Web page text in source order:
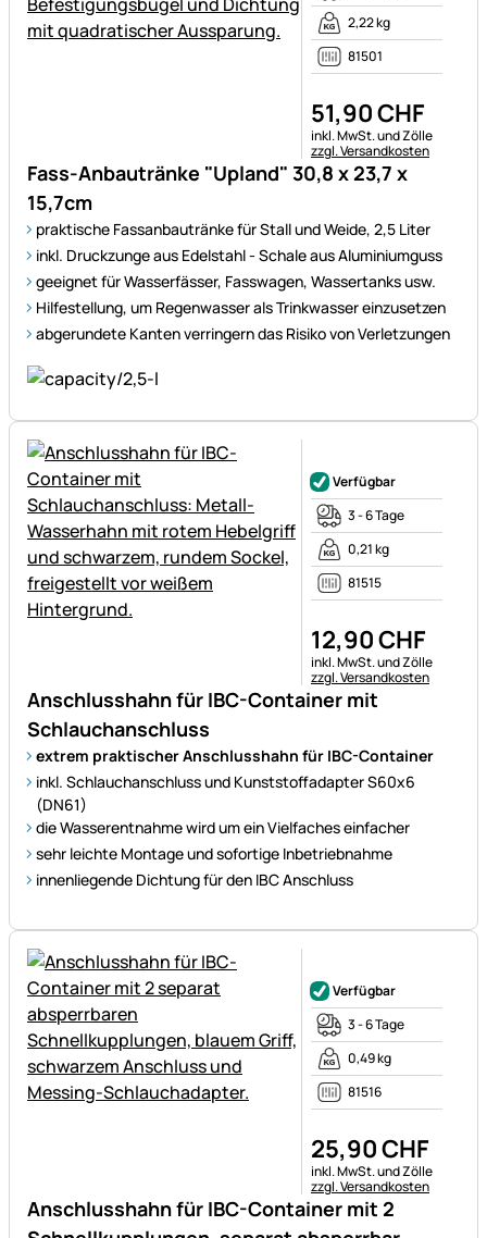
Fass-Anbautränke "Upland" 30,8 x 23,7 x
15,7cm
praktische Fassanbautränke für Stall und Weide, 2,5 Liter
inkl. Druckzunge aus Edelstahl - Schale aus Aluminiumguss
geeignet für Wasserfässer, Fasswagen, Wassertanks usw.
Hilfestellung, um Regenwasser als Trinkwasser einzusetzen
abgerundete Kanten verringern das Risiko von Verletzungen
2,22 kg
81501
51,90CHF
Steuerhinweis:
inkl. MwSt. und Zölle
zzgl. Versandkosten
Anschlusshahn für IBC-Container mit
Schlauchanschluss
extrem praktischer Anschlusshahn für IBC-Container
inkl. Schlauchanschluss und Kunststoffadapter S60x6
(DN61)
die Wasserentnahme wird um ein Vielfaches einfacher
sehr leichte Montage und sofortige Inbetriebnahme
innenliegende Dichtung für den IBC Anschluss
Verfügbar
3 - 6 Tage
0,21 kg
81515
12,90CHF
Steuerhinweis:
inkl. MwSt. und Zölle
zzgl. Versandkosten
Anschlusshahn für IBC-Container mit 2
Verfügbar
3 - 6 Tage
0,49 kg
81516
25,90CHF
Steuerhinweis:
inkl. MwSt. und Zölle
zzgl. Versandkosten